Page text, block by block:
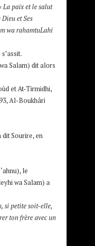
La paix et le salut
et Ses
wa rahamtuLahi
Salam) dit alors
et At-Tirmidhi,
Al-Boukhâri
dit Sourire, en
le
wa Salam) a
si petite soit-elle,
ton frère avec un